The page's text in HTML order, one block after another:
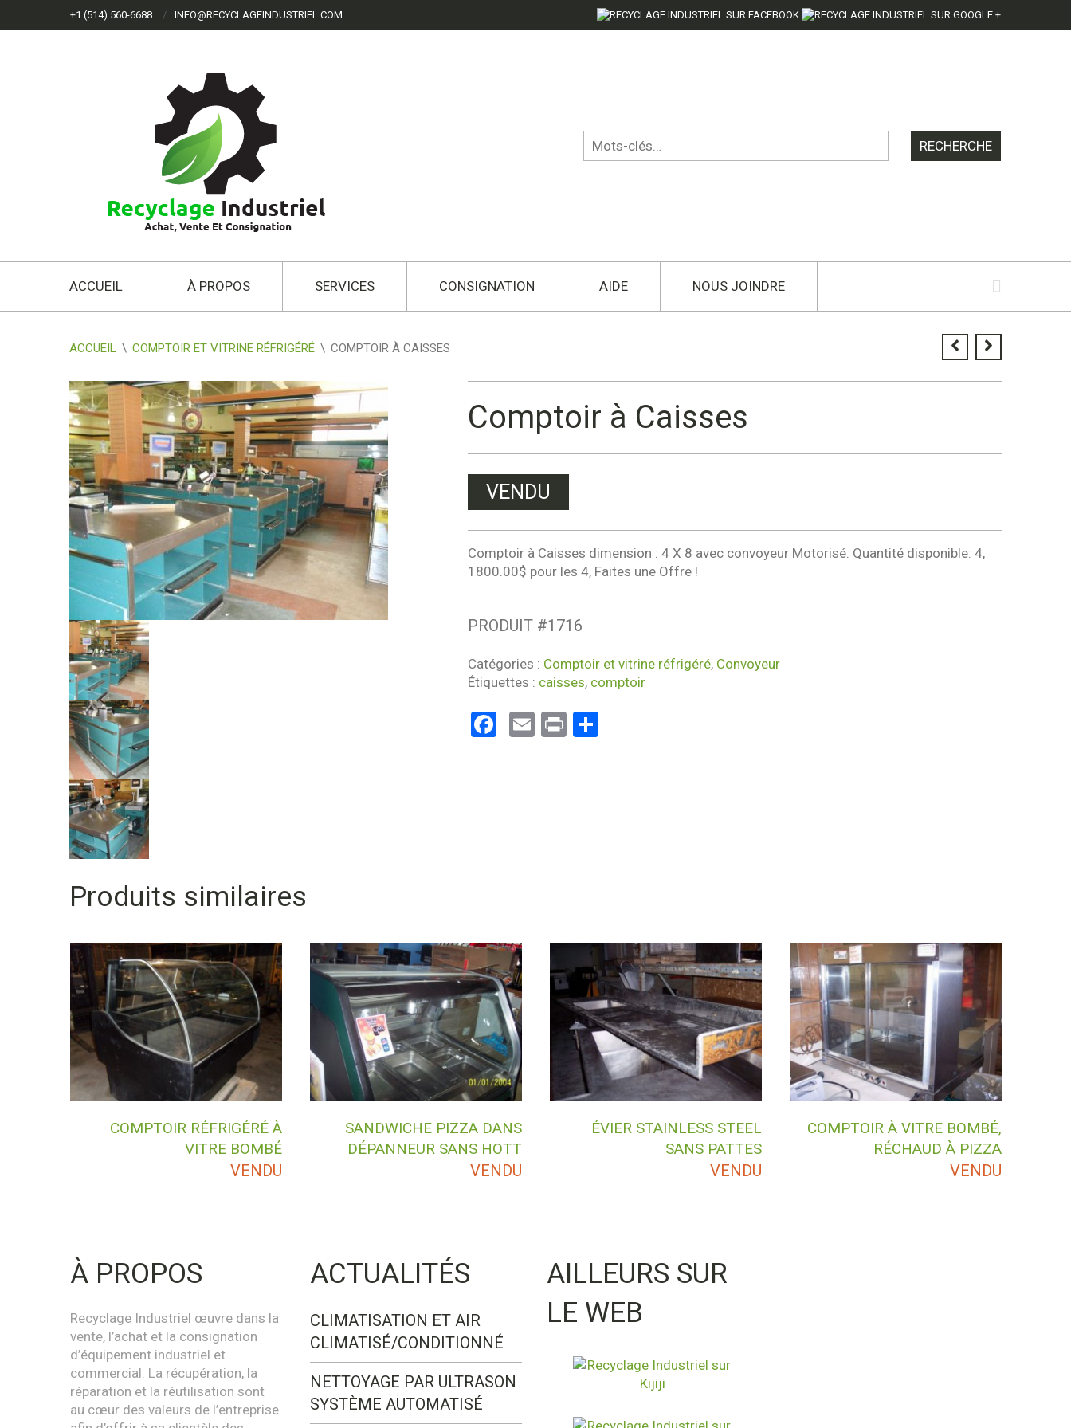
+1 (514) 560-6688 INFO@RECYCLAGEINDUSTRIEL.COM
ACCUEIL À PROPOS SERVICES CONSIGNATION AIDE NOUS JOINDRE
ACCUEIL \ COMPTOIR ET VITRINE RÉFRIGÉRÉ \ COMPTOIR À CAISSES
Comptoir à Caisses
VENDU
Comptoir à Caisses dimension : 4 X 8 avec convoyeur Motorisé. Quantité disponible: 4,
1800.00$ pour les 4, Faites une Offre !
PRODUIT #1716
Catégories : Comptoir et vitrine réfrigéré, Convoyeur
Étiquettes : caisses, comptoir
Facebook
Email
PrintPartager
Produits similaires
COMPTOIR RÉFRIGÉRÉ À
VITRE BOMBÉ
VENDU
SANDWICHE PIZZA DANS
DÉPANNEUR SANS HOTT
VENDU
ÉVIER STAINLESS STEEL
SANS PATTES
VENDU
COMPTOIR À VITRE BOMBÉ,
RÉCHAUD À PIZZA
VENDU
À PROPOS
Recyclage Industriel œuvre dans la
vente, l’achat et la consignation
d’équipement industriel et
commercial. La récupération, la
réparation et la réutilisation sont
au cœur des valeurs de l’entreprise
ACTUALITÉS
CLIMATISATION ET AIR
CLIMATISÉ/CONDITIONNÉ
NETTOYAGE PAR ULTRASON
SYSTÈME AUTOMATISÉ
AILLEURS SUR
LE WEB